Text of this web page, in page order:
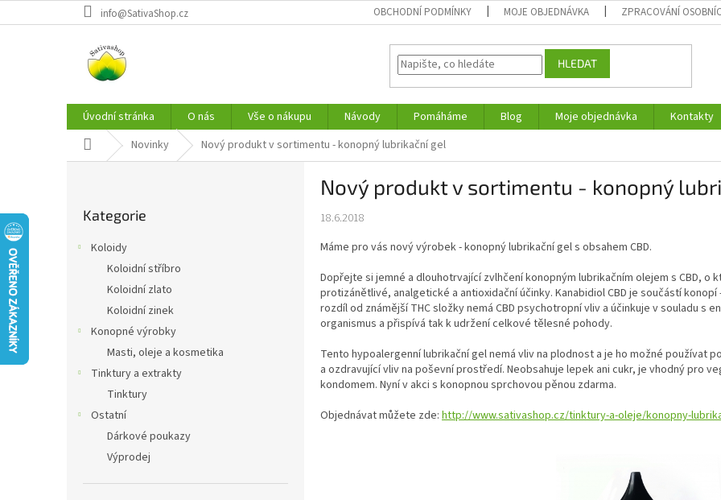
na
info@SativaShop.cz OBCHODNÍ PODMÍNKY MOJE OBJEDNÁVKA ZPRACOVÁNÍ
HLEDAT
Úvodní stránka O nás Vše o nákupu Návody Pomáháme Blog Moje objednávka
Kontakty
Domů Novinky Nový produkt v sortimentu - konopný lubrikační gel
kategorie
Kategorie
Koloidy
Koloidní stříbro
Koloidní zlato
Koloidní zinek
Konopné výrobky
Masti, oleje a kosmetika
Tinktury a extrakty
Tinktury
Ostatní
Dárkové poukazy
Výprodej
Nový produkt v sortimentu - konopný
18.6.2018
Máme pro vás nový výrobek - konopný lubrikační gel s obsahem CBD.
Dopřejte si jemné a dlouhotrvající zvlhčení konopným lubrikačním olejem s CBD, o
protizánětlivé, analgetické a antioxidační účinky. Kanabidiol CBD je součástí
rozdíl od známější THC složky nemá CBD psychotropní vliv a účinkuje v souladu
organismus a přispívá tak k udržení celkové tělesné pohody.
Tento hypoalergenní lubrikační gel nemá vliv na plodnost a je ho možné používat
a ozdravující vliv na poševní prostředí. Neobsahuje lepek ani cukr, je vhodný pro
kondomem. Nyní v akci s konopnou sprchovou pěnou zdarma.
Objednávat můžete zde: http://www.sativashop.cz/tinktury-a-oleje/konopny-